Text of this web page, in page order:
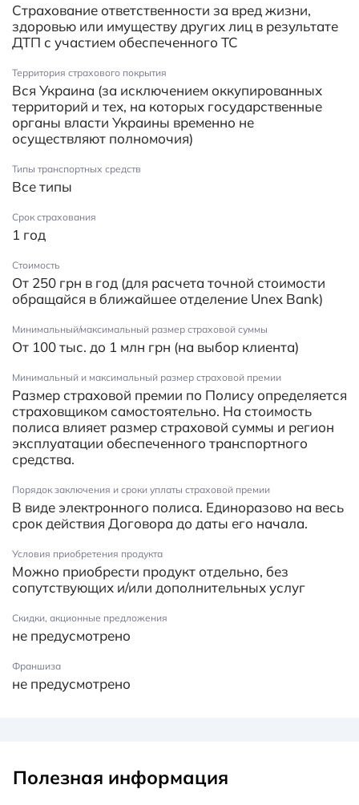
Страхование ответственности за вред жизни,
здоровью или имуществу других лиц в результате
ДТП с участием обеспеченного ТС
Территория страхового покрытия
Вся Украина (за исключением оккупированных
территорий и тех, на которых государственные
органы власти Украины временно не
осуществляют полномочия)
Типы транспортных средств
Все типы
Срок страхования
1 год
Стоимость
От 250 грн в год (для расчета точной стоимости
обращайся в ближайшее отделение Unex Bank)
Минимальный/максимальный размер страховой суммы
От 100 тыс. до 1 млн грн (на выбор клиента)
Минимальный и максимальный размер страховой премии
Размер страховой премии по Полису определяется
страховщиком самостоятельно. На стоимость
полиса влияет размер страховой суммы и регион
эксплуатации обеспеченного транспортного
средства.
Порядок заключения и сроки уплаты страховой премии
В виде электронного полиса. Единоразово на весь
срок действия Договора до даты его начала.
Условия приобретения продукта
Можно приобрести продукт отдельно, без
сопутствующих и/или дополнительных услуг
Скидки, акционные предложения
не предусмотрено
Франшиза
не предусмотрено
Полезная информация